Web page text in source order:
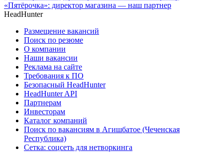
«Пятёрочка»: директор магазина — наш партнер
HeadHunter
Размещение вакансий
Поиск по резюме
О компании
Наши вакансии
Реклама на сайте
Требования к ПО
Безопасный HeadHunter
HeadHunter API
Партнерам
Инвесторам
Каталог компаний
Поиск по вакансиям в Агишбатое (Чеченская
Республика)
Сетка: соцсеть для нетворкинга